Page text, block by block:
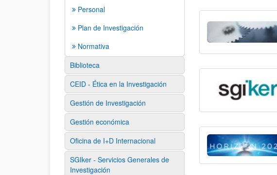
Personal
Plan de Investigación
Normativa
Biblioteca
CEID - Ética en la Investigación
Gestión de Investigación
Gestión económica
Oficina de I+D Internacional
SGIker - Servicios Generales de
Investigación